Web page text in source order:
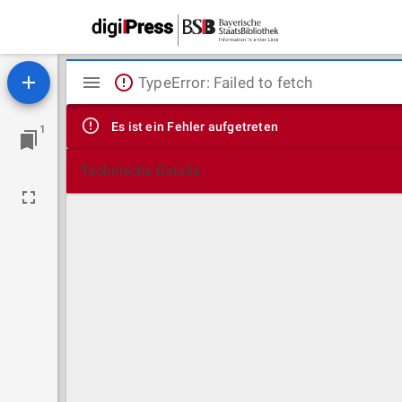
1
Mirador
Viewer
TypeError: Failed to fetch
Es ist ein Fehler aufgetreten
Technische Details